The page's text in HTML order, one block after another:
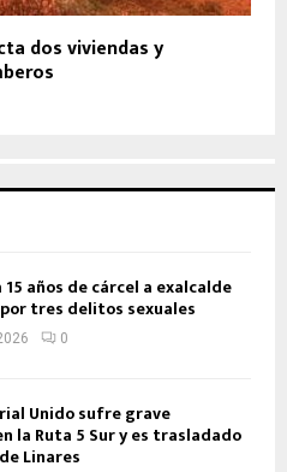
dos viviendas y
15 años de cárcel a exalcalde
tres delitos sexuales
0
Unido sufre grave
la Ruta 5 Sur y es trasladado
Linares